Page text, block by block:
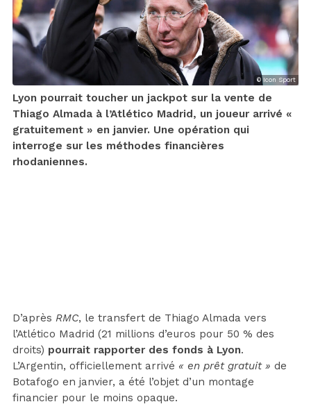
© Icon Sport
Lyon pourrait toucher un jackpot sur la vente de
Thiago Almada à l’Atlético Madrid, un joueur arrivé «
gratuitement » en janvier. Une opération qui
interroge sur les méthodes financières
rhodaniennes.
D’après RMC, le transfert de Thiago Almada vers
l’Atlético Madrid (21 millions d’euros pour 50 % des
droits) pourrait rapporter des fonds à Lyon.
L’Argentin, officiellement arrivé « en prêt gratuit » de
Botafogo en janvier, a été l’objet d’un montage
financier pour le moins opaque.